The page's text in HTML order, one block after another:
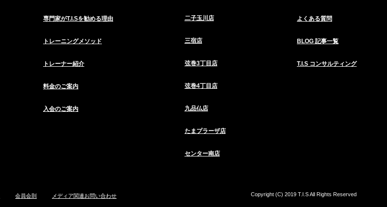
専門家がT.I.Sを勧める理由
トレーニングメソッド
トレーナー紹介
料金のご案内
入会のご案内
二子玉川店
三宿店
弦巻3丁目店
弦巻4丁目店
九品仏店
たまプラーザ店
センター南店
よくある質問
BLOG 記事一覧
T.I.S コンサルティング
会員会則 メディア関連お問い合わせ Copyright (C) 2019 T.I.S All Rights Reserved